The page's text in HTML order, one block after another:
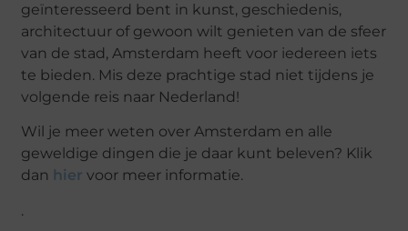
geïnteresseerd bent in kunst, geschiedenis,
architectuur of gewoon wilt genieten van de sfeer
van de stad, Amsterdam heeft voor iedereen iets
te bieden. Mis deze prachtige stad niet tijdens je
volgende reis naar Nederland!
Wil je meer weten over Amsterdam en alle
geweldige dingen die je daar kunt beleven? Klik
dan hier voor meer informatie.
.